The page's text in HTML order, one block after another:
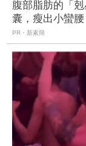
腹部脂肪的「
囊，瘦出小蠻腰
PR・新素簡